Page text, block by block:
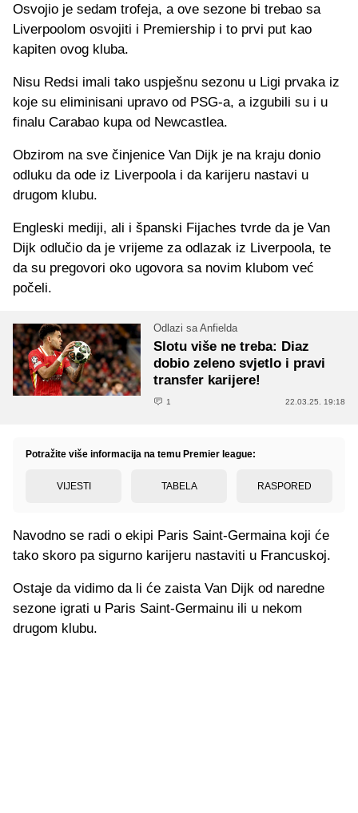
Osvojio je sedam trofeja, a ove sezone bi trebao sa
Liverpoolom osvojiti i Premiership i to prvi put kao
kapiten ovog kluba.
Nisu Redsi imali tako uspješnu sezonu u Ligi prvaka iz
koje su eliminisani upravo od PSG-a, a izgubili su i u
finalu Carabao kupa od Newcastlea.
Obzirom na sve činjenice Van Dijk je na kraju donio
odluku da ode iz Liverpoola i da karijeru nastavi u
drugom klubu.
Engleski mediji, ali i španski Fijaches tvrde da je Van
Dijk odlučio da je vrijeme za odlazak iz Liverpoola, te
da su pregovori oko ugovora sa novim klubom već
počeli.
Odlazi sa Anfielda
Slotu više ne treba: Diaz
dobio zeleno svjetlo i pravi
transfer karijere!
1 22.03.25. 19:18
Potražite više informacija na temu Premier league:
VIJESTI TABELA RASPORED
Navodno se radi o ekipi Paris Saint-Germaina koji će
tako skoro pa sigurno karijeru nastaviti u Francuskoj.
Ostaje da vidimo da li će zaista Van Dijk od naredne
sezone igrati u Paris Saint-Germainu ili u nekom
drugom klubu.